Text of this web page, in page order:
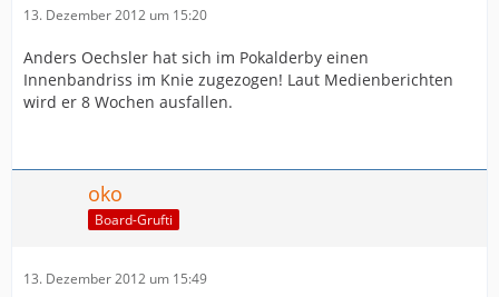
13. Dezember 2012 um 15:20
Anders Oechsler hat sich im Pokalderby einen
Innenbandriss im Knie zugezogen! Laut Medienberichten
wird er 8 Wochen ausfallen.
oko
Board-Grufti
13. Dezember 2012 um 15:49